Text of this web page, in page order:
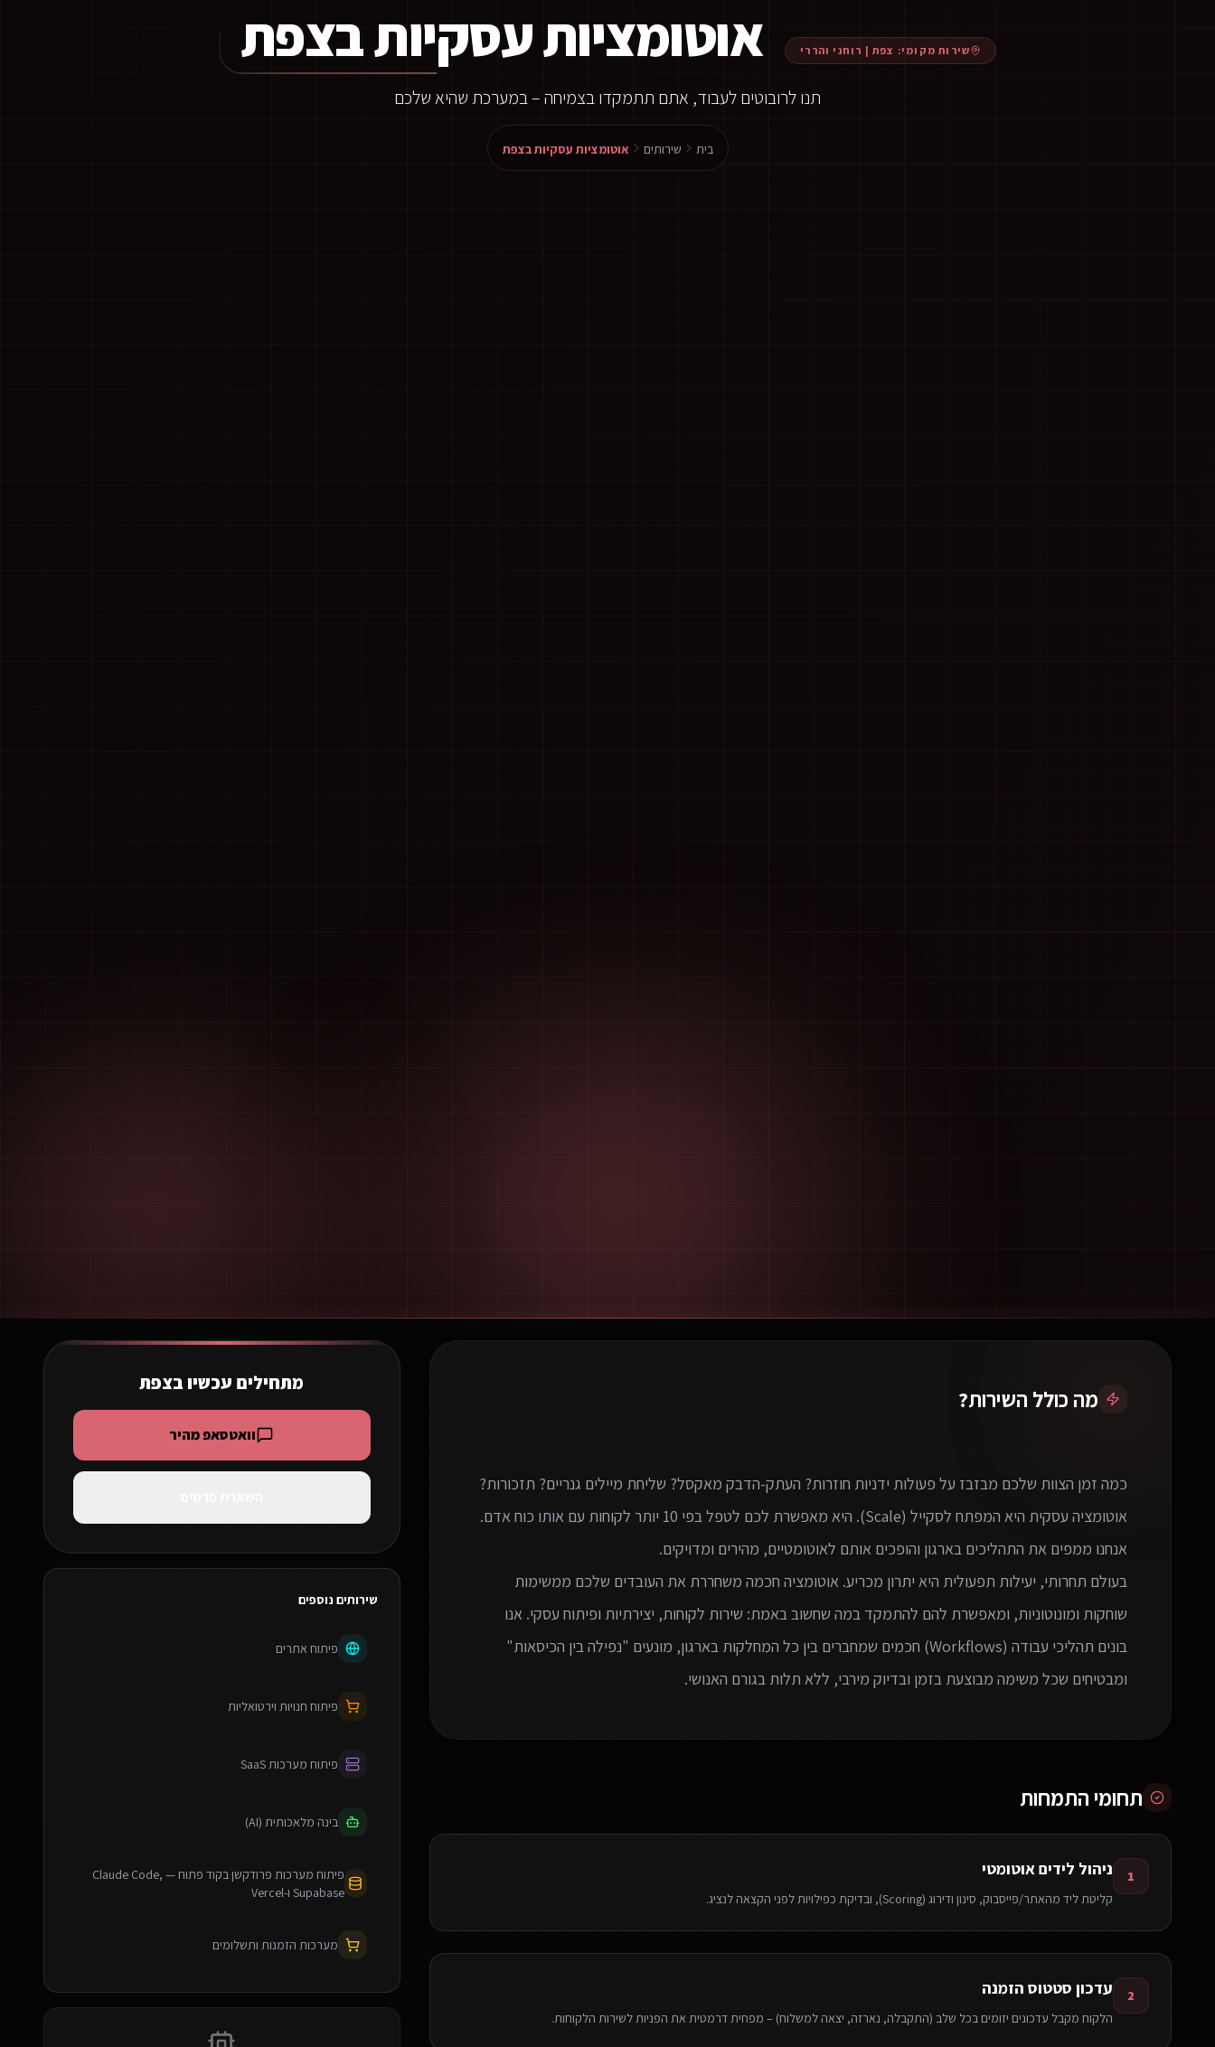
שירות מקומי: צפת| רוחני והררי אוטומציות עסקיות בצפת
תנו לרובוטים לעבוד, אתם תתמקדו בצמיחה – במערכת שהיא שלכם
בית שירותים אוטומציות עסקיות בצפת
מה כולל השירות?
בעולם תחרותי, יעילות תפעולית היא יתרון מכריע. אוטומציה חכמה משחררת את העובדים שלכם ממשימות
שוחקות ומונוטוניות, ומאפשרת להם להתמקד במה שחשוב באמת: שירות לקוחות, יצירתיות ופיתוח עסקי. אנו
בונים תהליכי עבודה (Workflows) חכמים שמחברים בין כל המחלקות בארגון, מונעים "נפילה בין הכיסאות"
ומבטיחים שכל משימה מבוצעת בזמן ובדיוק מירבי, ללא תלות בגורם האנושי.
תחומי התמחות
1 ניהול לידים אוטומטי
קליטת ליד מהאתר/פייסבוק, סינון ודירוג (Scoring), ובדיקת כפילויות לפני הקצאה לנציג.
2 עדכון סטטוס הזמנה
הלקוח מקבל עדכונים יזומים בכל שלב (התקבלה, נארזה, יצאה למשלוח) – מפחית דרמטית את הפניות לשירות הלקוחות.
מתחילים עכשיו בצפת
וואטסאפ מהיר
שירותים נוספים
פיתוח אתרים
פיתוח חנויות וירטואליות
פיתוח מערכות SaaS
בינה מלאכותית (AI)
פיתוח מערכות פרודקשן בקוד פתוח — Claude Code,
Supabase ו-Vercel
מערכות הזמנות ותשלומים